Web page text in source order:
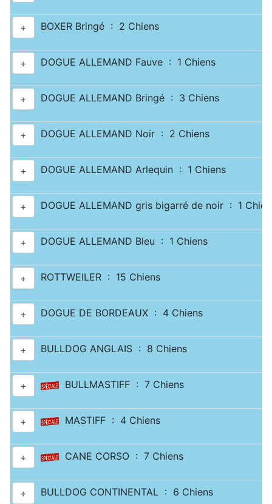
+ BOXER Bringé : 2 Chiens
+ DOGUE ALLEMAND Fauve : 1 Chiens
+ DOGUE ALLEMAND Bringé : 3 Chiens
+ DOGUE ALLEMAND Noir : 2 Chiens
+ DOGUE ALLEMAND Arlequin : 1 Chiens
+ DOGUE ALLEMAND gris bigarré de noir : 1
+ DOGUE ALLEMAND Bleu : 1 Chiens
+ ROTTWEILER : 15 Chiens
+ DOGUE DE BORDEAUX : 4 Chiens
+ BULLDOG ANGLAIS : 8 Chiens
+ BULLMASTIFF : 7 Chiens
+ MASTIFF : 4 Chiens
+ CANE CORSO : 7 Chiens
+ BULLDOG CONTINENTAL : 6 Chiens